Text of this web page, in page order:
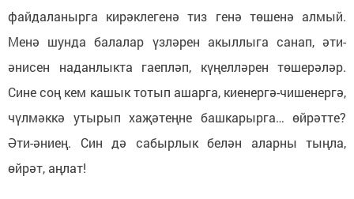
файдаланырга кирәклегенә тиз генә төшенә алмый.
Менә шунда балалар үзләрен акыллыга санап, әти-
әнисен наданлыкта гаепләп, күңелләрен төшерәләр.
Сине соң кем кашык тотып ашарга, киенергә-чишенергә,
чүлмәккә утырып хаҗәтеңне башкарырга… өйрәтте?
Әти-әниең. Син дә сабырлык белән аларны тыңла,
өйрәт, аңлат!